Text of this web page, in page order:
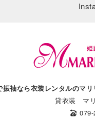
振袖なら衣装レンタルのマ
貸衣装 マ